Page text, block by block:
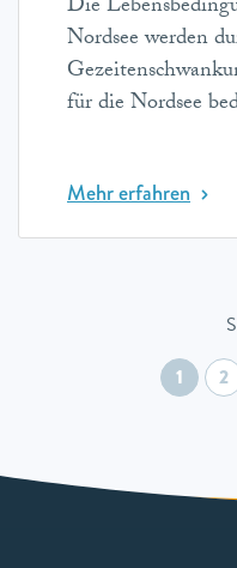
Nordsee werden
für die Nordsee
Mehr erfahren
1 2